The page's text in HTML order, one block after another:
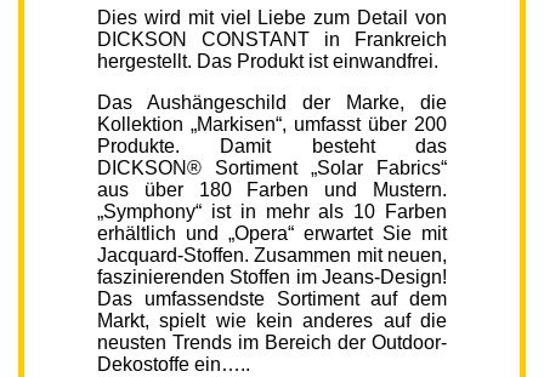
Dies wird mit viel Liebe zum Detail von
DICKSON CONSTANT in Frankreich
hergestellt. Das Produkt ist einwandfrei.
Das Aushängeschild der Marke, die
Kollektion „Markisen“, umfasst über 200
Produkte. Damit besteht das
DICKSON® Sortiment „Solar Fabrics“
aus über 180 Farben und Mustern.
„Symphony“ ist in mehr als 10 Farben
erhältlich und „Opera“ erwartet Sie mit
Jacquard-Stoffen. Zusammen mit neuen,
faszinierenden Stoffen im Jeans-Design!
Das umfassendste Sortiment auf dem
Markt, spielt wie kein anderes auf die
neusten Trends im Bereich der Outdoor-
Dekostoffe ein…..